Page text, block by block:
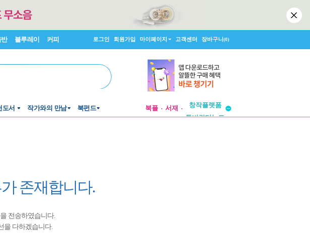
반 블루레이 커피 로그인 회원가입 마이페이지 고객센터 장바구니(0)
도서 작가와의 만남 북펀드 북플 서재
투비컨티뉴드
투비컨티뉴드
존재합니다.
전송하였습니다.
을 다하겠습니다.